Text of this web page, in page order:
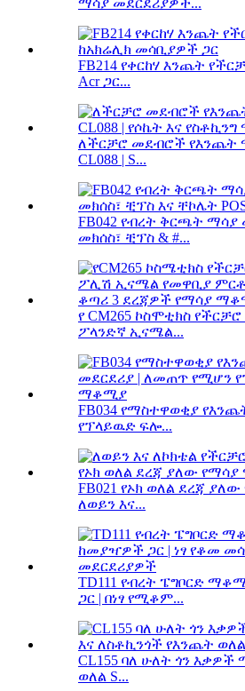
ማሳያ መደርደሪያዎች...
FB214 የቀርከሃ እንጨት
Acr ጋር...
ለችርቻሮ መደብሮች የእንጨት
CL088 | S...
FB042 የብረት ቅርጫት ማሳያ
መክሰስ፣ ቺፕስ & #...
የ CM265 ኮስሞቲክስ
ፖላንድኛ ኢናሜል...
FB034 የማስተዋወቂያ
የፕላይዉድ ፍሎ...
FB021 የኦክ ወለል ደረጃ
ለወይን እና...
TD111 የብረት ፔግቦርድ
ጋር | በነፃ የሚቆም...
CL155 ባለ ሁለት ጎን እቃዎች
ወለል S...